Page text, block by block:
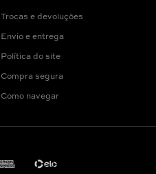
Trocas e devoluções
Envio e entrega
Política do site
Compra segura
Como navegar